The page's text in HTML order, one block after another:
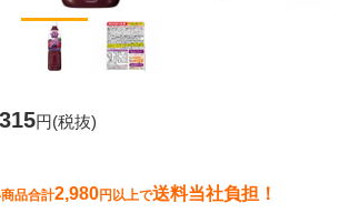
315円(税抜)
品合計2,980円以上で送料当社負担！